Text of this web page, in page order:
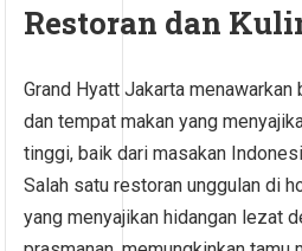
Restoran dan
Grand Hyatt Jakarta
dan tempat makan yang
tinggi, baik dari masakan
Salah satu restoran unggulan di
yang menyajikan hidangan lezat